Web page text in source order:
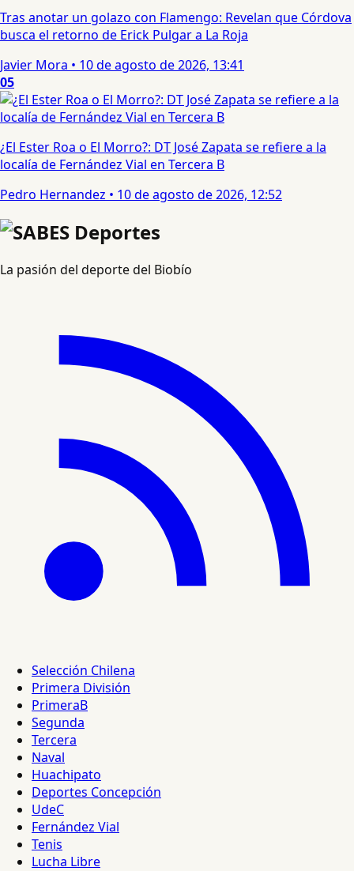
Tras anotar un golazo con Flamengo: Revelan que Córdova
busca el retorno de Erick Pulgar a La Roja
Javier Mora • 10 de agosto de 2026, 13:41
05
¿El Ester Roa o El Morro?: DT José Zapata se refiere a la
localía de Fernández Vial en Tercera B
Pedro Hernandez • 10 de agosto de 2026, 12:52
La pasión del deporte del Biobío
Selección Chilena
Primera División
PrimeraB
Segunda
Tercera
Naval
Huachipato
Deportes Concepción
UdeC
Fernández Vial
Tenis
Lucha Libre